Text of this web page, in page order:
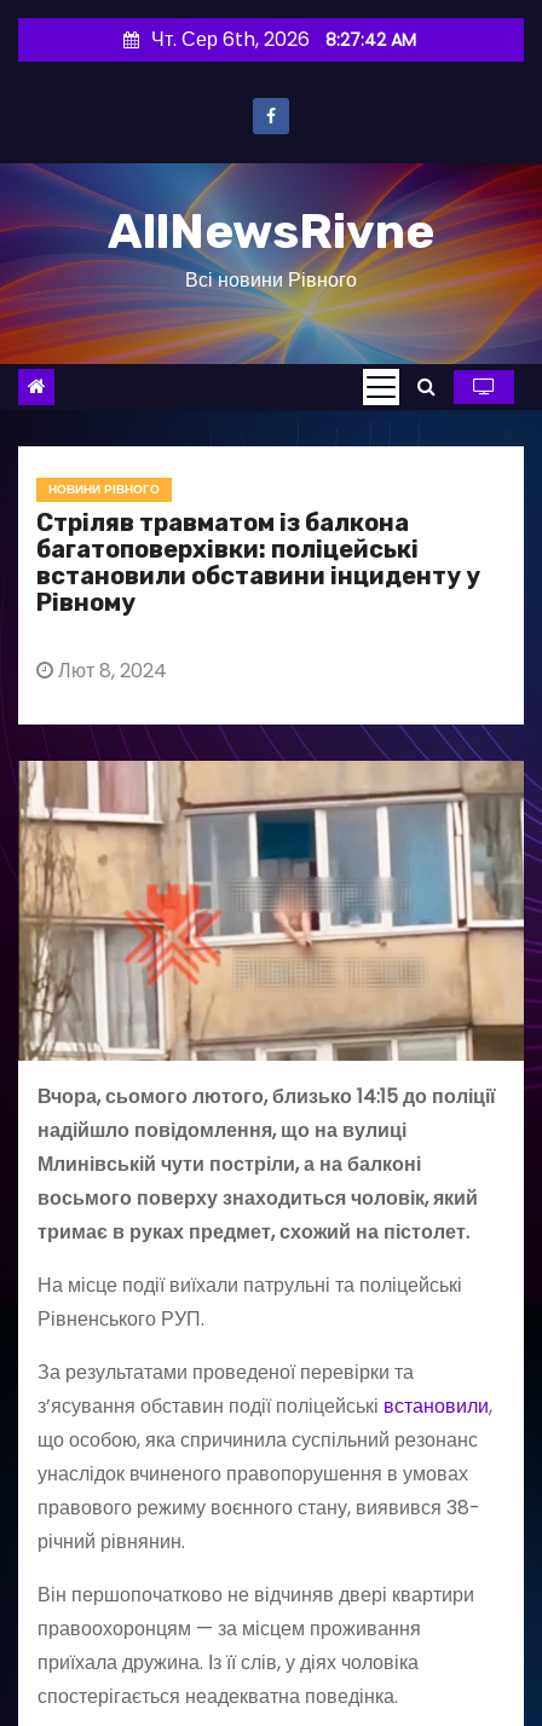
и
о
в
Чт. Сер 6th, 2026 8:27:43 AM
AllNewsRivne
Всі новини Рівного
НОВИНИ РІВНОГО
Стріляв травматом із балкона
багатоповерхівки: поліцейські
встановили обставини інциденту у
Рівному
Лют 8, 2024
Вчора, сьомого лютого, близько 14:15 до поліції
надійшло повідомлення, що на вулиці
Млинівській чути постріли, а на балконі
восьмого поверху знаходиться чоловік, який
тримає в руках предмет, схожий на пістолет.
На місце події виїхали патрульні та поліцейські
Рівненського РУП.
За результатами проведеної перевірки та
з’ясування обставин події поліцейські встановили,
що особою, яка спричинила суспільний резонанс
унаслідок вчиненого правопорушення в умовах
правового режиму воєнного стану, виявився 38-
річний рівнянин.
Він першопочатково не відчиняв двері квартири
правоохоронцям — за місцем проживання
приїхала дружина. Із її слів, у діях чоловіка
спостерігається неадекватна поведінка.